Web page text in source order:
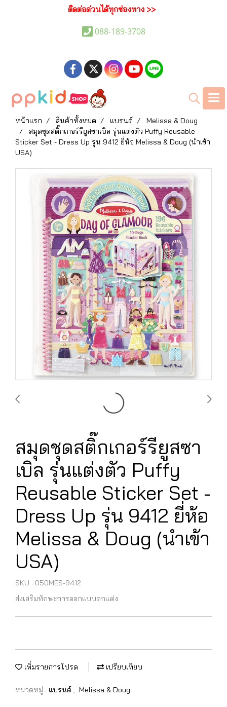
ติดต่อด่วนได้ทุกช่องทาง >>
088-189-3708
หน้าแรก สินค้าทั้งหมด แบรนด์
Melissa & Doug
สมุดชุดสติ๊กเกอร์รียูสซาเบิล รุ่นแต่งตัว Puffy Reusable
Sticker Set - Dress Up รุ่น 9412 ยี่ห้อ Melissa & Doug (นำเข้า
USA)
สมุดชุดสติ๊กเกอร์รียูสซา
เบิล รุ่นแต่งตัว Puffy
Reusable Sticker Set -
Dress Up รุ่น 9412 ยี่ห้อ
Melissa & Doug (นำเข้า
USA)
SKU : 050MES-9412
ส่งเสริมทักษะการออกแบบตกแต่ง
เพิ่มรายการโปรด เปรียบเทียบ
หมวดหมู่ : แบรนด์ , Melissa & Doug